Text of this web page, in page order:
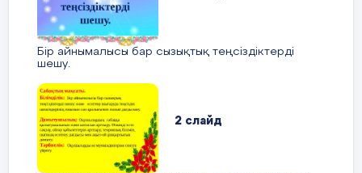
«Жартылай интервал» тобы:
8х+1
Бір айнымалысы бар сызықтық теңсіздіктерді
шешу.
2 слайд